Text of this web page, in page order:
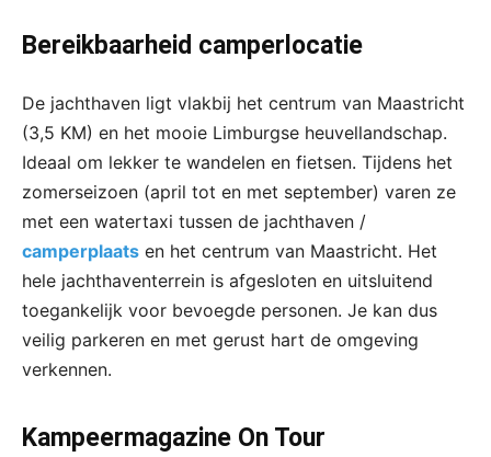
Bereikbaarheid camperlocatie
De jachthaven ligt vlakbij het centrum van Maastricht
(3,5 KM) en het mooie Limburgse heuvellandschap.
Ideaal om lekker te wandelen en fietsen. Tijdens het
zomerseizoen (april tot en met september) varen ze
met een watertaxi tussen de jachthaven /
camperplaats en het centrum van Maastricht. Het
hele jachthaventerrein is afgesloten en uitsluitend
toegankelijk voor bevoegde personen. Je kan dus
veilig parkeren en met gerust hart de omgeving
verkennen.
Kampeermagazine On Tour